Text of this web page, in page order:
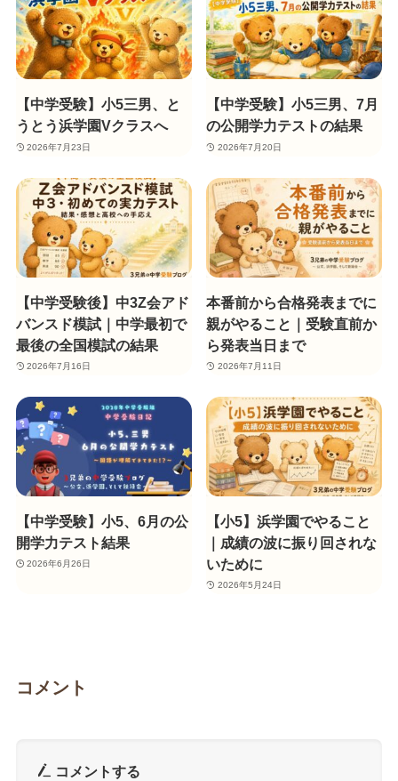
【中学受験】小5三男、と
うとう浜学園Vクラスへ
2026年7月23日
【中学受験】小5三男、7月
の公開学力テストの結果
2026年7月20日
【中学受験後】中3Z会アド
バンスド模試｜中学最初で
最後の全国模試の結果
2026年7月16日
本番前から合格発表までに
親がやること｜受験直前か
ら発表当日まで
2026年7月11日
【中学受験】小5、6月の公
開学力テスト結果
2026年6月26日
【小5】浜学園でやること
｜成績の波に振り回されな
いために
2026年5月24日
コメント
コメントする